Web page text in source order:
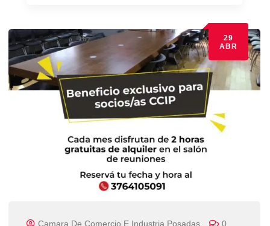
29
ABR
Camara De Comercio E Industria Posadas 0